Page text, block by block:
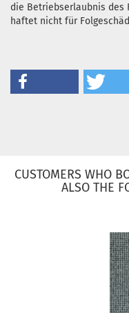
die Betriebserlaubnis des
haftet nicht für
CUSTOMERS WHO
ALSO THE